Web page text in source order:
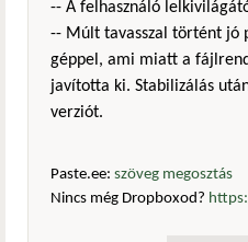
-- A felhasználó
-- Múlt tavasszal történt jó
géppel, ami miatt a
javította ki. Stabilizálás
verziót.
Paste.ee: szöveg megosztás
Nincs még Dropboxod?